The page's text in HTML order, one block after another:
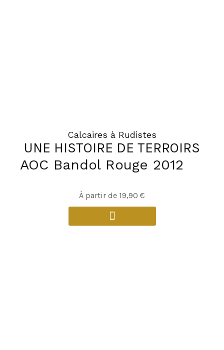
Calcaires à Rudistes
UNE HISTOIRE DE TERROIRS
AOC Bandol Rouge 2012
À partir de 19,90 €
Ce
produit
a